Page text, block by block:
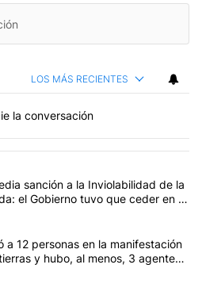
LOS MÁS RECIENTES
la conversación
con más comentarios en los
el título "El Senado dio media
sanción a la Inviolabilidad de la
el Gobierno tuvo que ceder en la
Fuego
el título "La policía arrestó a 12
a 12 personas en la manifestación
y hubo, al menos, 3 agentes